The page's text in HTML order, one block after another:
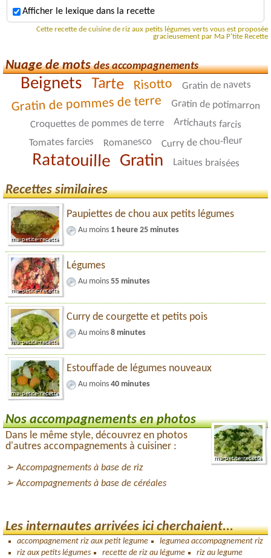
Afficher le lexique dans la recette
Cette recette de cuisine de riz aux petits légumes verts vous est proposée
gracieusement par Ma P'tite Recette
Nuage de motsdes accompagnements
Beignets Tarte Risotto Gratin de navets
Gratin de pommes de terre Gratin de potimarron
Croquettes de pommes de terre Artichauts farcis
Tomates farcies Romanesco Curry de chou-fleur
Ratatouille Gratin Laitues braisées
Recettes similaires
Paupiettes de chou aux petits légumes
Au moins 1 heure 25 minutes
Légumes
Au moins 55 minutes
Curry de courgette et petits pois
Au moins 8 minutes
Estouffade de légumes nouveaux
Au moins 40 minutes
Nos accompagnements en photos
Dans le même style, découvrez en photos
d'autres accompagnements à cuisiner :
Accompagnements à base de riz
Accompagnements à base de céréales
Les internautes arrivées ici cherchaient...
accompagnement riz aux petit legume
legumea accompagnement riz
riz aux petits légumes
recette de riz au légume riz au legume